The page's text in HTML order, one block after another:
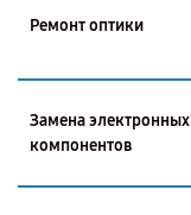
Ремонт оптики
Замена электронных
компонентов